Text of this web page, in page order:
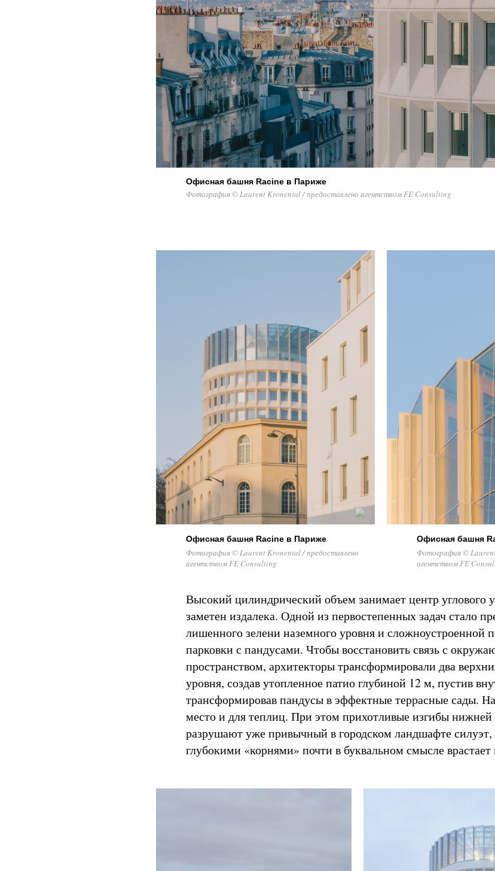
Офисная башня Racine в Париже
Фотография © Laurent Kronental / предоставлено агентством FE Consulting
Офисная башня Racine в Париже
Фотография © Laurent Kronental / предоставлено
агентством FE Consulting
Офисная башня
Фотография ©
агентством FE
Высокий цилиндрический объем занимает центр углового
заметен издалека. Одной из первостепенных задач стало
лишенного зелени наземного уровня и сложноустроенной
парковки с пандусами. Чтобы восстановить связь с
пространством, архитекторы трансформировали два
уровня, создав утопленное патио глубиной 12 м, пустив
трансформировав пандусы в эффектные террасные сады.
место и для теплиц. При этом прихотливые изгибы
разрушают уже привычный в городском ландшафте
глубокими «корнями» почти в буквальном смысле